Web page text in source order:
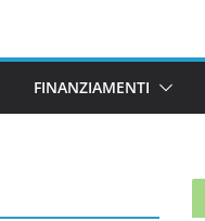
FINANZIAMENTI